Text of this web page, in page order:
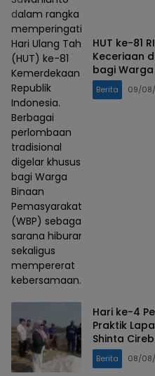
dalam rangka
memperingati
Hari Ulang Tahun
(HUT) ke-81
Kemerdekaan
Republik
Indonesia.
Berbagai
perlombaan
tradisional
digelar khusus
bagi Warga
Binaan
Pemasyarakatan
(WBP) sebagai
sarana hiburan
sekaligus
mempererat
kebersamaan.
HUT ke-81
Keceriaan
bagi Warga
Berita 09/
Hari ke-4
Praktik
Shinta
Berita 08/